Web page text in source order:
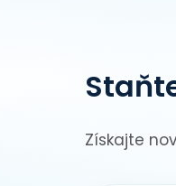
Získajte